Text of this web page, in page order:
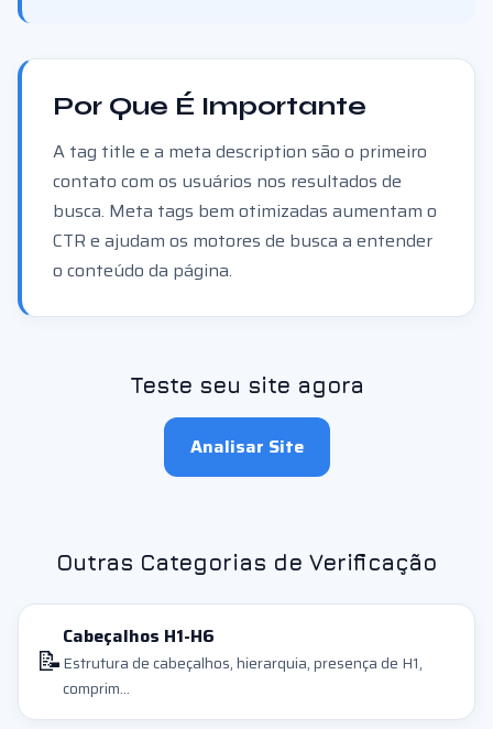
Por Que É Importante
A tag title e a meta description são o primeiro
contato com os usuários nos resultados de
busca. Meta tags bem otimizadas aumentam o
CTR e ajudam os motores de busca a entender
o conteúdo da página.
Teste seu site agora
Analisar Site
Outras Categorias de Verificação
📝
Cabeçalhos H1-H6
Estrutura de cabeçalhos, hierarquia, presença de H1,
comprim...